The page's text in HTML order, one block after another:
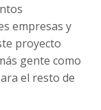
empresas y
proyecto
gente como
el resto de